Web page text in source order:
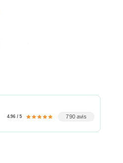
4.96 / 5 790 avis